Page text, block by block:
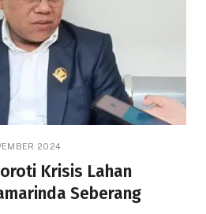
2024
Krisis Lahan
Seberang